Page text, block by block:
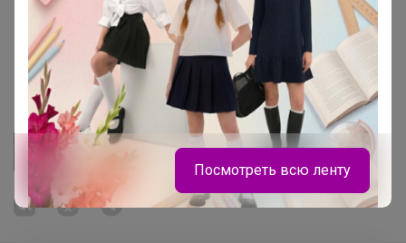
Розыгрыш - Генератор случайных чисел
Пульс нашего маркетплейса
Укорачиватель ссылок
Посмотреть всю ленту